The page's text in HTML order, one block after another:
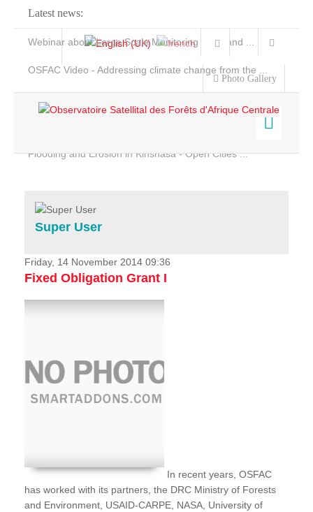
Latest news:
Webinar about Large Scale Monitoring and Land ...
OSFAC Video - Addressing climate change from the ...
Flooding and Erosion in Kinshasa - Open Cities ...
Photo Gallery
Home
Services
Projects
News & Stories
Super User
Friday, 14 November 2014 09:36
Fixed Obligation Grant I
In recent years, OSFAC
has worked with its partners, the DRC Ministry of Forests
and Environment, USAID-CARPE, NASA, University of